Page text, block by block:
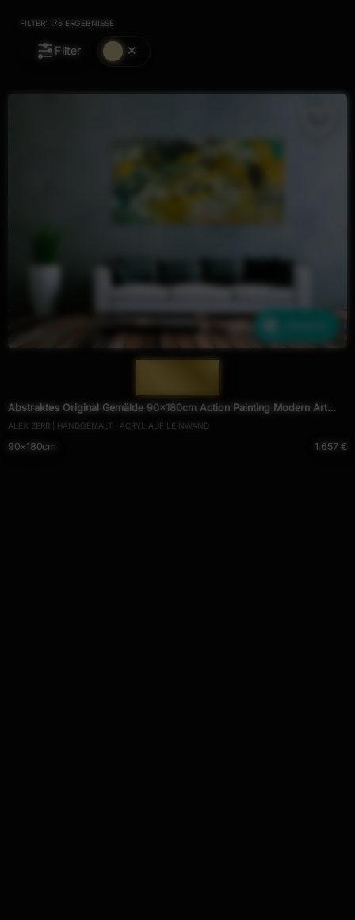
FILTER: 176 ERGEBNISSE
Filter
Abstraktes Original Gemälde 90x180cm Action Painting Modern Art
handgefertigt Mischtechnik beige schwarz braun Unikat
ALEX ZERR | HANDGEMALT | ACRYL AUF LEINWAND
90×180cm 1.657 €